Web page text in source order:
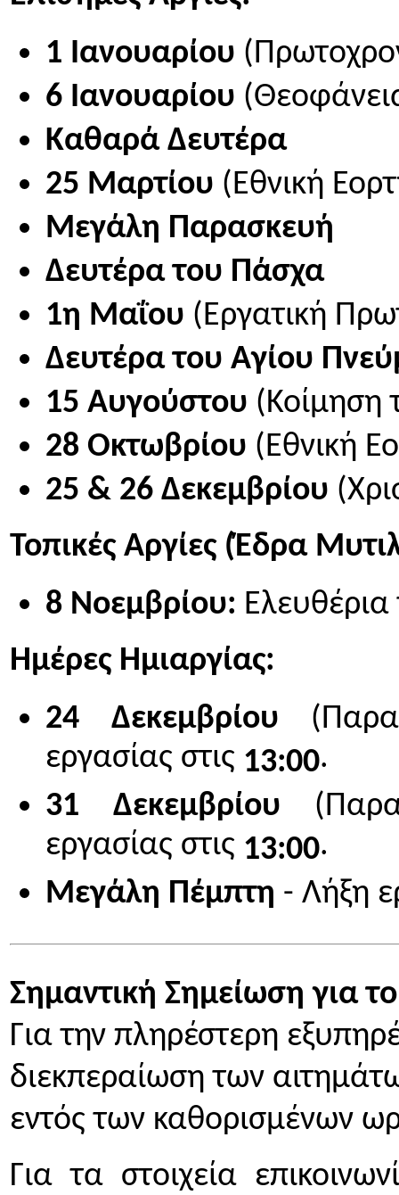
1 Ιανουαρίου
6 Ιανουαρίου
Καθαρά Δευτέρα
25 Μαρτίου (Εθνική
Μεγάλη Παρασκευή
Δευτέρα του Πάσχα
1η Μαΐου (Εργατική
Δευτέρα του Αγίου
15 Αυγούστου (Κοίμηση
28 Οκτωβρίου (Εθνική
25 & 26 Δεκεμβρίου
Τοπικές Αργίες (Έδρα
8 Νοεμβρίου:
Ημέρες Ημιαργίας:
24 Δεκεμβρίου
εργασίας στις 13:00.
31 Δεκεμβρίου
εργασίας στις 13:00.
Μεγάλη Πέμπτη - Λήξη
Σημαντική Σημείωση για
Για την πληρέστερη
διεκπεραίωση των
εντός των καθορισμένων
Για τα στοιχεία